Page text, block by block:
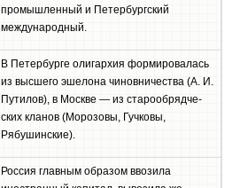
промышленный и Пе­тербургский
международный.
В Петербурге олигархия формировалась
из высшего эшелона чиновничества (А. И.
Путилов), в Москве — из старообрядче­
ских кланов (Морозовы, Гучковы,
Рябушинские).
Россия главным образом ввозила